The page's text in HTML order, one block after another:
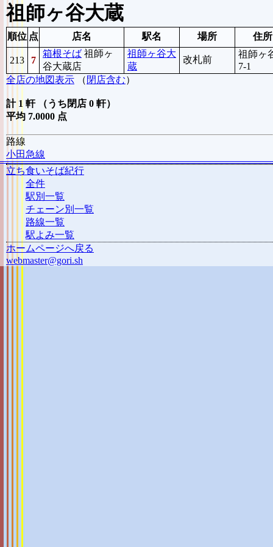
祖師ヶ谷大蔵
順位 点 店名 駅名 場所 住所
213 7
箱根そば 祖師ヶ
谷大蔵店
祖師ヶ谷大
蔵
改札前
祖師ヶ
7-1
全店の地図表示 （ 閉店含む）
計 1 軒 （うち閉店 0 軒）
平均 7.0000 点
路線
小田急線
立ち食いそば紀行
全件
駅別一覧
チェーン別一覧
路線一覧
駅よみ一覧
ホームページへ戻る
webmaster@gori.sh